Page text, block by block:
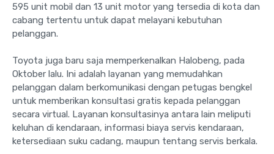
595 unit mobil dan 13 unit motor yang tersedia di kota dan
cabang tertentu untuk dapat melayani kebutuhan
pelanggan.
Toyota juga baru saja memperkenalkan Halobeng, pada
Oktober lalu. Ini adalah layanan yang memudahkan
pelanggan dalam berkomunikasi dengan petugas bengkel
untuk memberikan konsultasi gratis kepada pelanggan
secara virtual. Layanan konsultasinya antara lain meliputi
keluhan di kendaraan, informasi biaya servis kendaraan,
ketersediaan suku cadang, maupun tentang servis berkala.